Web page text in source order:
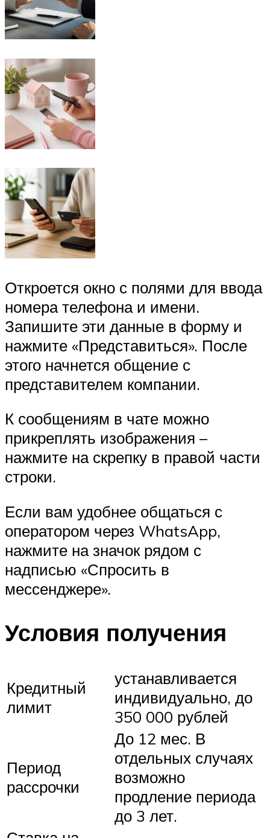
Откроется окно с полями для ввода
номера телефона и имени.
Запишите эти данные в форму и
нажмите «Представиться». После
этого начнется общение с
представителем компании.
К сообщениям в чате можно
прикреплять изображения –
нажмите на скрепку в правой части
строки.
Если вам удобнее общаться с
оператором через WhatsApp,
нажмите на значок рядом с
надписью «Спросить в
мессенджере».
Условия получения
Кредитный
лимит
устанавливается
индивидуально, до
350 000 рублей
Период
рассрочки
До 12 мес. В
отдельных случаях
возможно
продление периода
до 3 лет.